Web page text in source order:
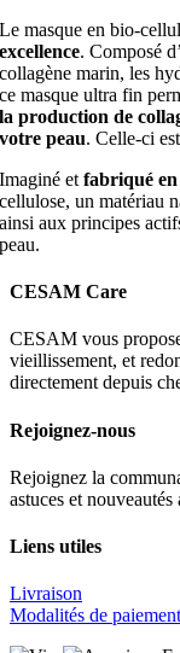
Le masque en bio-
excellence. Composé
collagène marin, les
ce masque ultra fin
la production de
votre peau. Celle-ci
Imaginé etfabriqué
cellulose, un matériau
ainsi aux principes
peau.
CESAM Care
CESAM vous
vieillissement, et
directement depuis
Rejoignez-nous
Rejoignez la
astuces et nouveautés
Liens utiles
Livraison
Modalités de paiement